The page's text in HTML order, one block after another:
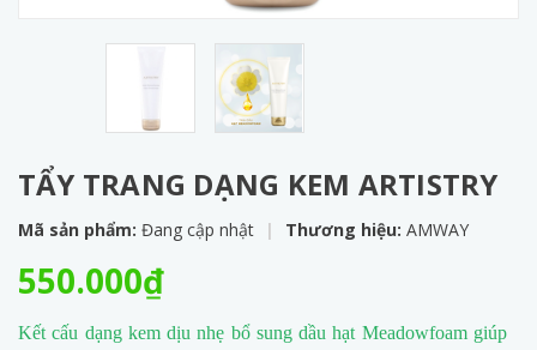
TẨY TRANG DẠNG KEM ARTISTRY
Mã sản phẩm: Đang cập nhật | Thương hiệu: AMWAY
550.000₫
Kết cấu dạng kem dịu nhẹ bổ sung dầu hạt Meadowfoam giúp